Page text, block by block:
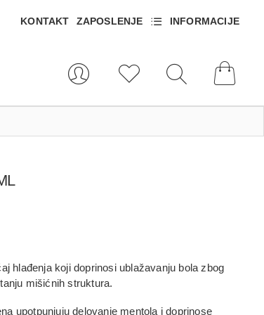
KONTAKT ZAPOSLENJE INFORMACIJE
hlađenja koji doprinosi ublažavanju bola zbog
mišićnih struktura.
upotpunjuju delovanje mentola i doprinose